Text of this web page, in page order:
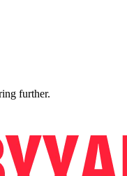
further.